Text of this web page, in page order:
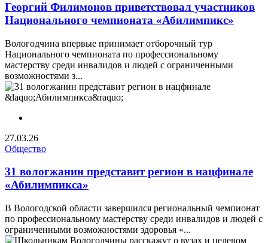
Георгий Филимонов приветствовал участников
Национального чемпионата «Абилимпикс»
Вологодчина впервые принимает отборочный тур
Национального чемпионата по профессиональному
мастерству среди инвалидов и людей с ограниченными
возможностями з...
27.03.26
Общество
31 вологжанин представит регион в нацфинале
«Абилимпикса»
В Вологодской области завершился региональный чемпионат
по профессиональному мастерству среди инвалидов и людей с
ограниченными возможностями здоровья «...